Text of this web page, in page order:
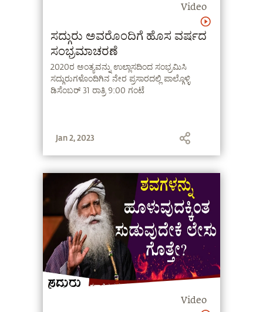
Video
ಸದ್ಗುರು ಅವರೊಂದಿಗೆ ಹೊಸ ವರ್ಷದ
ಸಂಭ್ರಮಾಚರಣೆ
2020ರ ಅಂತ್ಯವನ್ನು ಉಲ್ಲಾಸದಿಂದ ಸಂಭ್ರಮಿಸಿ
ಸದ್ಗುರುಗಳೊಂದಿಗಿನ ನೇರ ಪ್ರಸಾರದಲ್ಲಿ ಪಾಲ್ಗೊಳ್ಳಿ
ಡಿಸೆಂಬರ್ 31 ರಾತ್ರಿ 9:00 ಗಂಟೆ
Jan 2, 2023
Video